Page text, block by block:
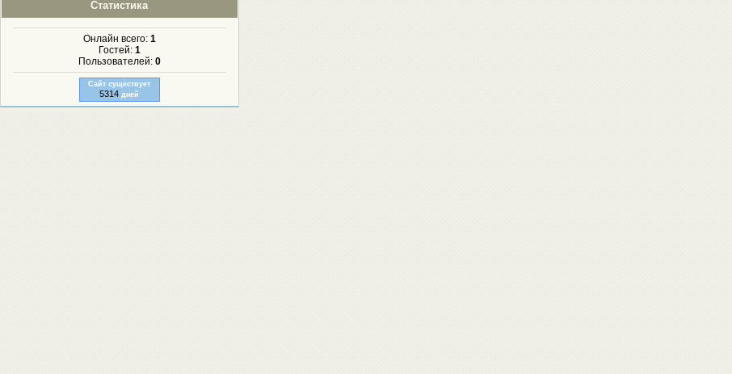
Статистика
Онлайн всего: 1
Гостей: 1
Пользователей: 0
Сайт существует
5314 дней